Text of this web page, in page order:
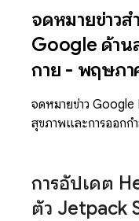
จดหมายข่าว
Google ด้าน
กาย - พฤษภ
จดหมายข่าว
สุขภาพและการออกก
การอัปเดต
ตัว Jetpack